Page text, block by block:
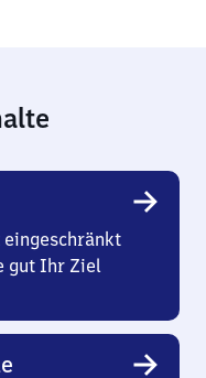
gut Ihr Ziel